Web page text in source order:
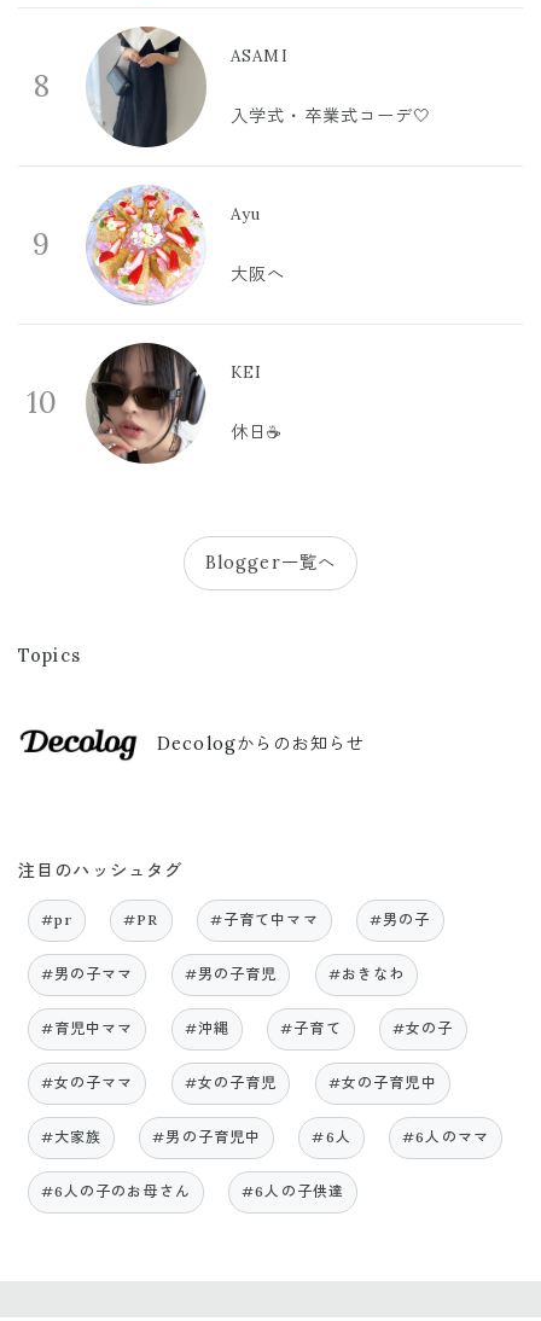
8
ASAMI
入学式・卒業式コーデ🤍
9
Ayu
大阪へ
10
KEI
休日☕️
Blogger一覧へ
Topics
Decologからのお知らせ
注目のハッシュタグ
#pr #PR #子育て中ママ #男の子
#男の子ママ #男の子育児 #おきなわ
#育児中ママ #沖縄 #子育て #女の子
#女の子ママ #女の子育児 #女の子育児中
#大家族 #男の子育児中 #6人 #6人のママ
#6人の子のお母さん #6人の子供達